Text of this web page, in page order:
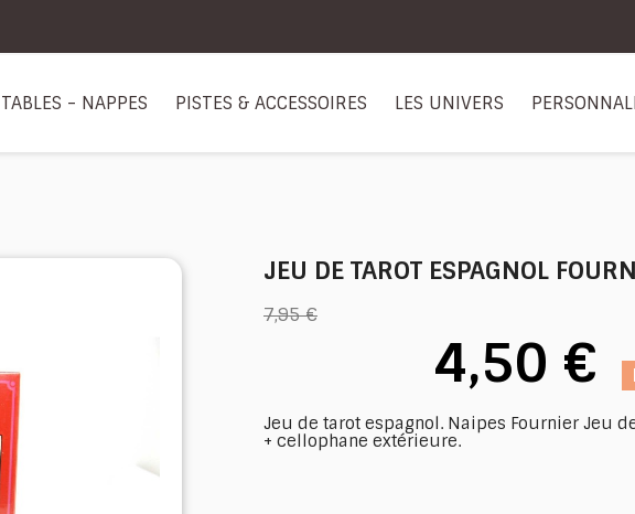
TABLES - NAPPES PISTES & ACCESSOIRES LES UNIVERS
JEU DE TAROT ESPAGNOL
7,95 €
4,50 €
Jeu de tarot espagnol. Naipes Fournier Jeu
+ cellophane extérieure.